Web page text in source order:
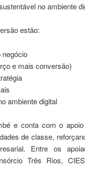
no ambiente
estão:
negócio
e mais conversão)
ambiente digital
e conta com o
de classe,
Entre os
Três Rios,